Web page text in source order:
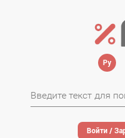
Ру
Войти /